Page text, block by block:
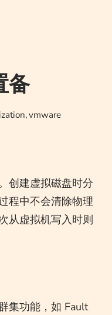
备
,vmware
创建虚拟磁盘时分
程中不会清除物理
从虚拟机写入时则
集功能，如 Fault